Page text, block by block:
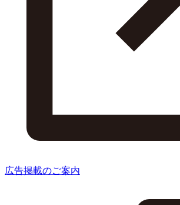
広告掲載のご案内